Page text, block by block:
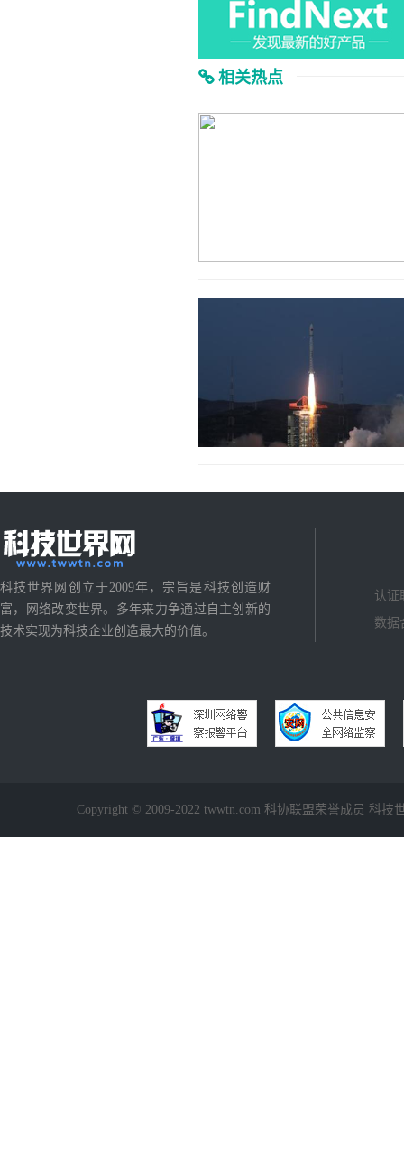
相关热点
科技世界网创立于2009年，宗旨是科技创造财
富，网络改变世界。多年来力争通过自主创新的
技术实现为科技企业创造最大的价值。
认证
数据
Copyright © 2009-2022 twwtn.com 科协联盟荣誉成员 科